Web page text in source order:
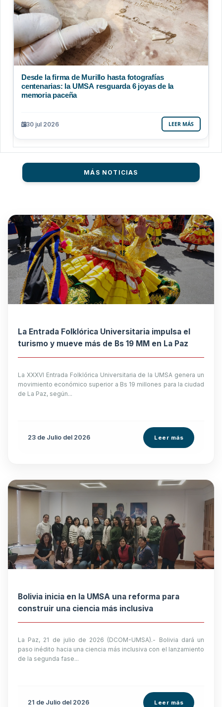
Desde la firma de Murillo hasta fotografías
centenarias: la UMSA resguarda 6 joyas de la
memoria paceña
30 jul 2026 LEER MÁS
MÁS NOTICIAS
La Entrada Folklórica Universitaria impulsa el
turismo y mueve más de Bs 19 MM en La Paz
La XXXVI Entrada Folklórica Universitaria de la UMSA genera un
movimiento económico superior a Bs 19 millones para la ciudad
de La Paz, según...
23 de Julio del 2026 Leer más
Bolivia inicia en la UMSA una reforma para
construir una ciencia más inclusiva
La Paz, 21 de julio de 2026 (DCOM-UMSA).- Bolivia dará un
paso inédito hacia una ciencia más inclusiva con el lanzamiento
de la segunda fase...
21 de Julio del 2026 Leer más